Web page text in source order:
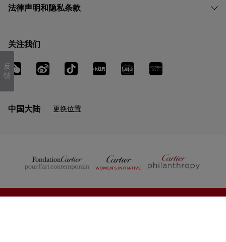
法律声明和隐私条款
关注我们
中国大陆 更换位置
反
馈